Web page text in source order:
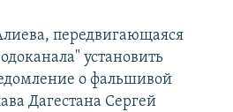
передвигающаяся
установить
о фальшивой
Дагестана Сергей